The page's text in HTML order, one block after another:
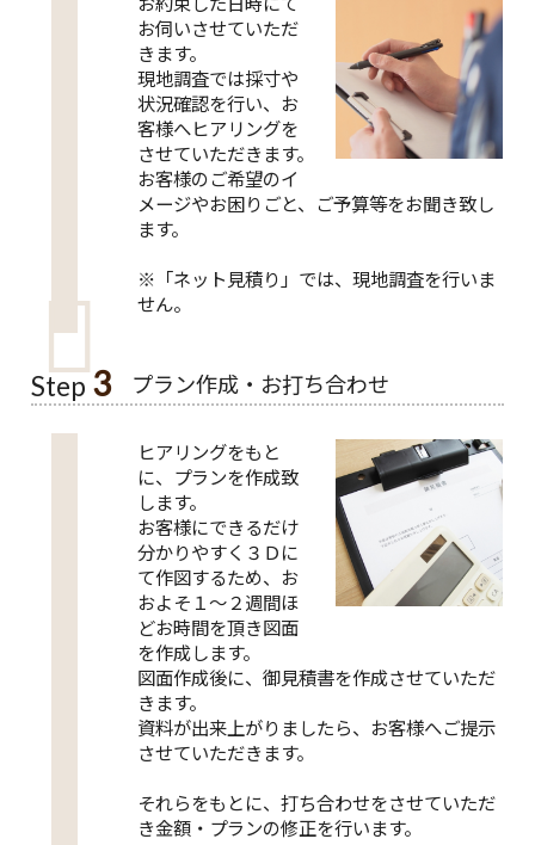
お伺いさせていただ
きます。
現地調査では採寸や
状況確認を行い、お
客様へヒアリングを
させていただきます。
お客様のご希望のイ
メージやお困りごと、ご予算等をお聞き致し
ます。
※「ネット見積り」では、現地調査を行いま
せん。
Step 3 プラン作成・お打ち合わせ
ヒアリングをもと
に、プランを作成致
します。
お客様にできるだけ
分かりやすく３Ｄに
て作図するため、お
およそ１～２週間ほ
どお時間を頂き図面
を作成します。
図面作成後に、御見積書を作成させていただ
きます。
資料が出来上がりましたら、お客様へご提示
させていただきます。
それらをもとに、打ち合わせをさせていただ
き金額・プランの修正を行います。